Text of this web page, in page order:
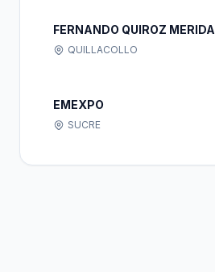
FERNANDO QUIROZ MERIDA
QUILLACOLLO
EMEXPO
SUCRE